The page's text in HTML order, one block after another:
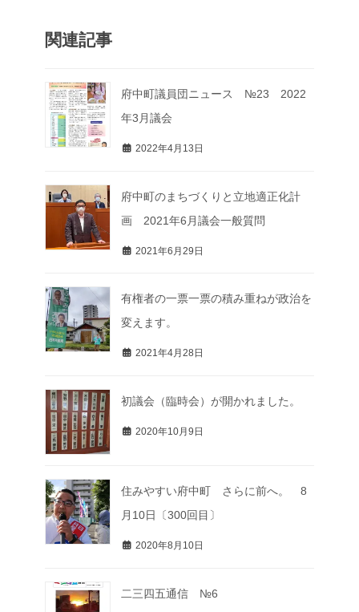
関連記事
府中町議員団ニュース №23 2022
年3月議会
2022年4月13日
府中町のまちづくりと立地適正化計
画 2021年6月議会一般質問
2021年6月29日
有権者の一票一票の積み重ねが政治を
変えます。
2021年4月28日
初議会（臨時会）が開かれました。
2020年10月9日
住みやすい府中町 さらに前へ。 8
月10日〔300回目〕
2020年8月10日
二三四五通信 №6